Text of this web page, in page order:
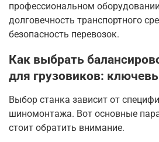
профессиональном
долговечность транспортного
безопасность перевозок.
Как выбрать
для грузовиков:
Выбор станка зависит от
шиномонтажа. Вот основные
стоит обратить внимание.